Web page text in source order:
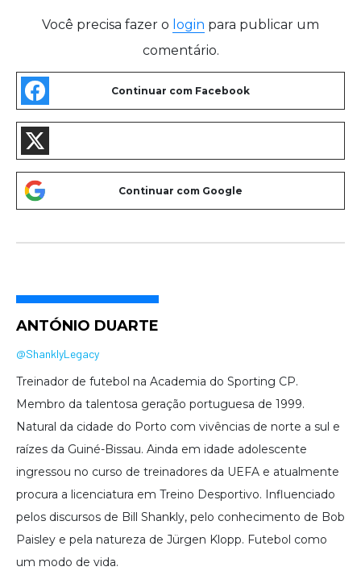
Você precisa fazer o login para publicar um
comentário.
ANTÓNIO DUARTE
@ShanklyLegacy
Treinador de futebol na Academia do Sporting CP.
Membro da talentosa geração portuguesa de 1999.
Natural da cidade do Porto com vivências de norte a sul e
raízes da Guiné-Bissau. Ainda em idade adolescente
ingressou no curso de treinadores da UEFA e atualmente
procura a licenciatura em Treino Desportivo. Influenciado
pelos discursos de Bill Shankly, pelo conhecimento de Bob
Paisley e pela natureza de Jürgen Klopp. Futebol como
um modo de vida.